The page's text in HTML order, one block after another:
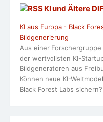
KI und Ältere
KI aus Europa - Black
Bildgenerierung
Aus einer
der wertvollsten KI-
Bildgeneratoren aus
Können neue KI-
Black Forest Labs